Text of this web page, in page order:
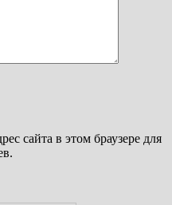
сайта в этом браузере для